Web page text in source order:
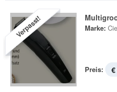
Verpasst! Marke:
Preis: